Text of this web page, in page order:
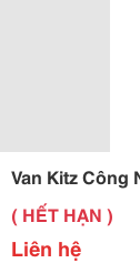
Van Kitz Công
( HẾT HẠN )
Liên hệ